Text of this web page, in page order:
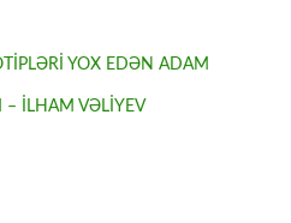
YOX EDƏN ADAM
– İLHAM VƏLİYEV